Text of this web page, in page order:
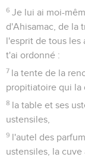
6 Je lui ai moi-
d'Ahisamac, de la
l'esprit de tous les
t'ai ordonné :
7 la tente de la
propitiatoire qui la
8 la table et ses
ustensiles,
9 l'autel des
ustensiles, la cuve